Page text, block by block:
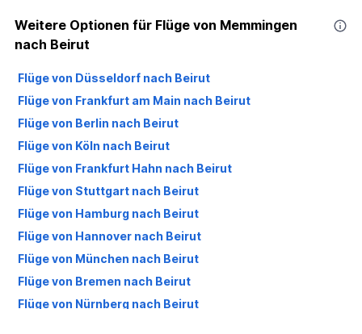
Weitere Optionen für Flüge von Memmingen
nach Beirut
Flüge von Düsseldorf nach Beirut
Flüge von Frankfurt am Main nach Beirut
Flüge von Berlin nach Beirut
Flüge von Köln nach Beirut
Flüge von Frankfurt Hahn nach Beirut
Flüge von Stuttgart nach Beirut
Flüge von Hamburg nach Beirut
Flüge von Hannover nach Beirut
Flüge von München nach Beirut
Flüge von Bremen nach Beirut
Flüge von Nürnberg nach Beirut